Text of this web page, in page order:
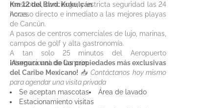
mascotas, concierge, y estricta seguridad las 24
horas.
Km 12 del Blvd. Kukulcán:
Acceso directo e inmediato a las mejores playas
de Cancún.
A pasos de centros comerciales de lujo, marinas,
campos de golf y alta gastronomía.
A tan solo 25 minutos del Aeropuerto
Internacional de Cancún.
¡Asegura una de las propiedades más exclusivas
del Caribe Mexicano! 📥 Contáctanos hoy mismo
para agendar una visita privada
Se aceptan mascotas
Área de lavado
Estacionamiento visitas